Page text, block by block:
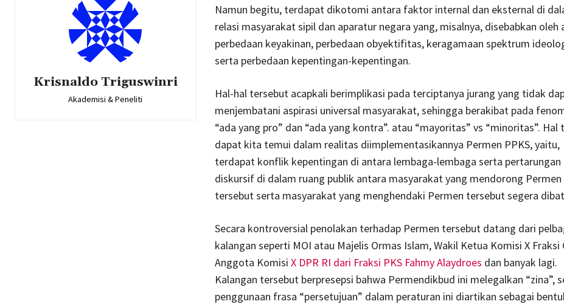
Krisnaldo Triguswinri
Akademisi & Peneliti
Namun begitu, terdapat dikotomi antara faktor internal dan eksternal di
relasi masyarakat sipil dan aparatur negara yang, misalnya, disebabkan oleh
perbedaan keyakinan, perbedaan obyektifitas, keragamaan spektrum
serta perbedaan kepentingan-kepentingan.
Hal-hal tersebut acapkali berimplikasi pada terciptanya jurang yang tidak
menjembatani aspirasi universal masyarakat, sehingga berakibat pada
“ada yang pro” dan “ada yang kontra”. atau “mayoritas” vs “minoritas”. Hal
dapat kita temui dalam realitas diimplementasikannya Permen PPKS, yaitu,
terdapat konflik kepentingan di antara lembaga-lembaga serta pertarungan
diskursif di dalam ruang publik antara masyarakat yang mendorong Permen
tersebut serta masyarakat yang menghendaki Permen tersebut segera
Secara kontroversial penolakan terhadap Permen tersebut datang dari
kalangan seperti MOI atau Majelis Ormas Islam, Wakil Ketua Komisi X Fraksi
Anggota Komisi X DPR RI dari Fraksi PKS Fahmy Alaydroes dan banyak lagi.
Kalangan tersebut berpresepsi bahwa Permendikbud ini melegalkan “zina”,
penggunaan frasa “persetujuan” dalam peraturan ini diartikan sebagai